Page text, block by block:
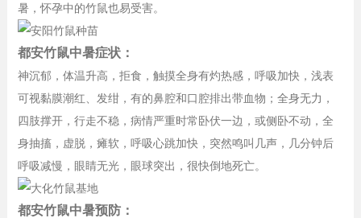
暑，怀孕中的竹鼠也易受害。
都安竹鼠中暑症状：
神沉郁，体温升高，拒食，触摸全身有灼热感，呼吸加快，浅表
可视黏膜潮红、发绀，有的鼻腔和口腔排出带血物；全身无力，
四肢撑开，行走不稳，病情严重时常卧伏一边，或侧卧不动，全
身抽搐，虚脱，瘫软，呼吸心跳加快，突然鸣叫几声，几分钟后
呼吸减慢，眼睛无光，眼球突出，很快倒地死亡。
都安竹鼠中暑预防：